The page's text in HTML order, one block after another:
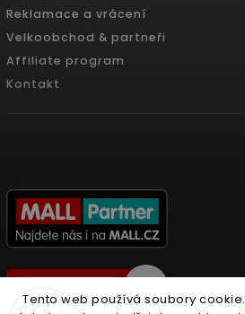
Tento web používá soubory
Reklamace a vrácení
Velkoobchod & partneři
Affiliate program
Kontakt